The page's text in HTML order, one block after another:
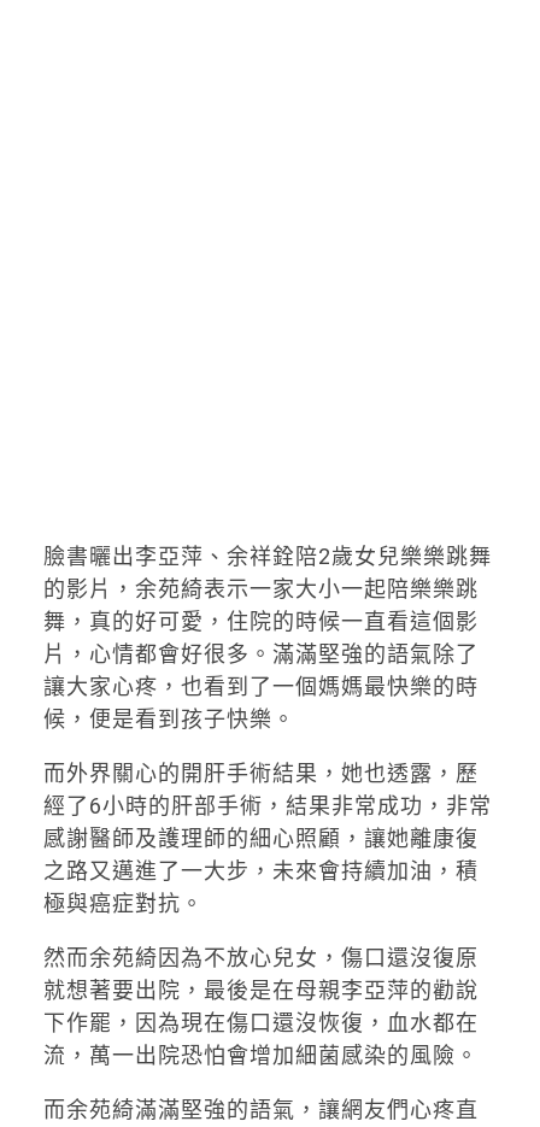
臉書曬出李亞萍、余祥銓陪2歲女兒樂樂跳舞
的影片，余苑綺表示一家大小一起陪樂樂跳
舞，真的好可愛，住院的時候一直看這個影
片，心情都會好很多。滿滿堅強的語氣除了
讓大家心疼，也看到了一個媽媽最快樂的時
候，便是看到孩子快樂。
而外界關心的開肝手術結果，她也透露，歷
經了6小時的肝部手術，結果非常成功，非常
感謝醫師及護理師的細心照顧，讓她離康復
之路又邁進了一大步，未來會持續加油，積
極與癌症對抗。
然而余苑綺因為不放心兒女，傷口還沒復原
就想著要出院，最後是在母親李亞萍的勸說
下作罷，因為現在傷口還沒恢復，血水都在
流，萬一出院恐怕會增加細菌感染的風險。
而余苑綺滿滿堅強的語氣，讓網友們心疼直